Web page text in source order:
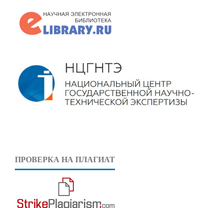
ПРОВЕРКА НА ПЛАГИАТ